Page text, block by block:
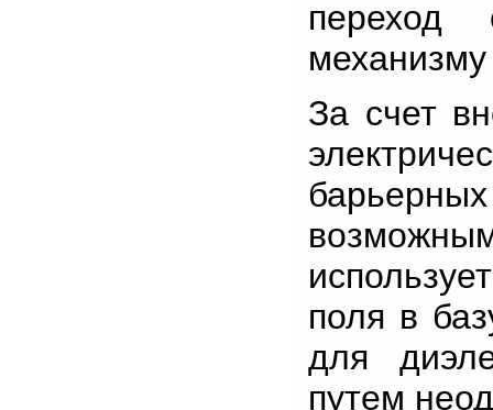
переход
За счет
поля в
для
путем